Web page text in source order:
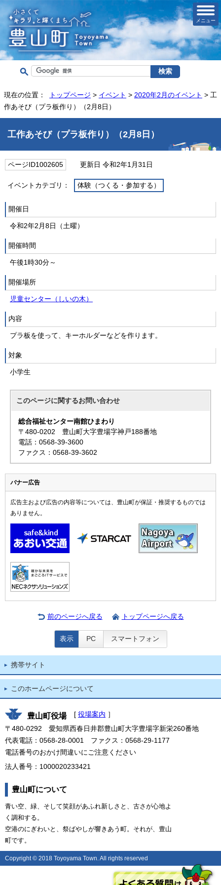
メニュー
現在の位置： トップページ > イベント > 2020年2月のイベント > 工
作あそび（プラ板作り）（2月8日）
工作あそび（プラ板作り）（2月8日）
ページID1002605 更新日 令和2年1月31日
イベントカテゴリ： 体験（つくる・参加する）
開催日
令和2年2月8日（土曜）
開催時間
午後1時30分～
開催場所
児童センター（しいの木）
内容
プラ板を使って、キーホルダーなどを作ります。
対象
小学生
このページに関するお問い合わせ
総合福祉センター南館ひまわり
〒480-0202 豊山町大字豊場字神戸188番地
電話：0568-39-3600
ファクス：0568-39-3602
バナー広告
広告主および広告の内容等については、豊山町が保証・推奨するものでは
ありません。
前のページへ戻る トップページへ戻る
表示 PC スマートフォン
携帯サイト
このホームページについて
豊山町役場 [ 役場案内 ］
〒480-0292 愛知県西春日井郡豊山町大字豊場字新栄260番地
代表電話：0568-28-0001 ファクス：0568-29-1177
電話番号のおかけ間違いにご注意ください
法人番号：1000020233421
豊山町について
青い空、緑、そして笑顔があふれ新しさと、古さが心地よ
く調和する。
空港のにぎわいと、祭ばやしが響きあう町。それが、豊山
町です。
Copyright © 2018 Toyoyama Town. All rights reserved